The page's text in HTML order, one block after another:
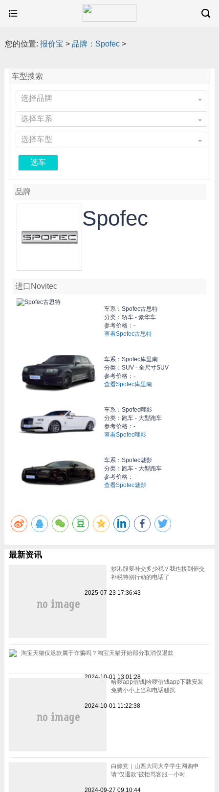
您的位置: 报价宝 > 品牌：Spofec >
车型搜索
选择品牌
选择车系
选择车型
选车
品牌
Spofec
进口Novitec
车系： Spofec古思特
分类：轿车 - 豪华车
参考价格：-
查看Spofec古思特
车系： Spofec库里南
分类：SUV - 全尺寸SUV
参考价格：-
查看Spofec库里南
车系： Spofec曜影
分类：跑车 - 大型跑车
参考价格：-
查看Spofec曜影
车系： Spofec魅影
分类：跑车 - 大型跑车
参考价格：-
查看Spofec魅影
最新资讯
炒港股要补交多少税？我也接到催交
补税特别行动的电话了
2025-07-23 17:36:43
淘宝天猫仅退款属于诈骗吗？淘宝天猫开始部分取消仅退款
2024-10-01 13:01:28
哈啰app借钱|哈啰借钱app下载安装
免费小小上当和电话骚扰
2024-10-01 11:22:38
白嫖党｜山西大同大学学生网购申
请“仅退款”被拒骂客服一小时
2024-09-27 09:10:44